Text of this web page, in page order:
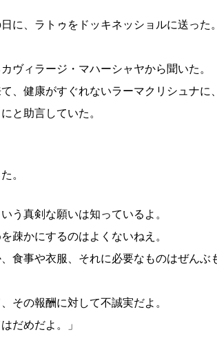
に、ラトゥをドッキネッショルに送った。
ヴィラージ・マハーシャヤから聞いた。
、健康がすぐれないラーマクリシュナに
と助言していた。
。
う真剣な願いは知っているよ。
疎かにするのはよくないねえ。
食事や衣服、それに必要なものはぜんぶ
その報酬に対して不誠実だよ。
だめだよ。」